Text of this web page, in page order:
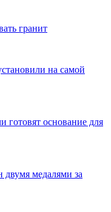
гранит
на самой
готовят основание для
двумя медалями за